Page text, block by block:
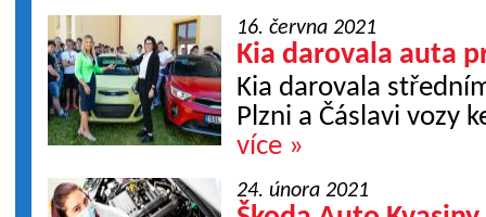
16. června 2021
Kia darovala auta
Kia darovala
Plzni a Čáslavi vozy
více »
24. února 2021